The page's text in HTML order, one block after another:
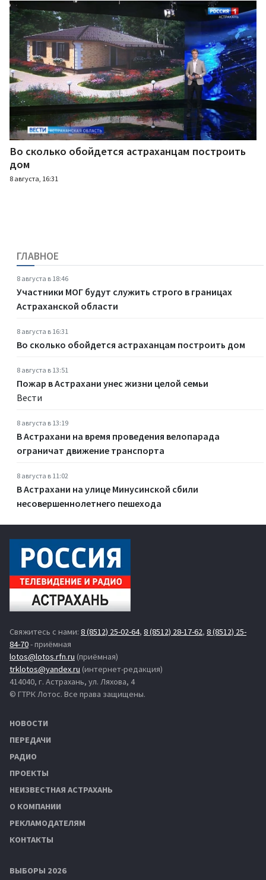
Во сколько обойдется астраханцам построить
дом
8 августа, 16:31
ГЛАВНОЕ
8 августа в 18:46
Участники МОГ будут служить строго в границах
Астраханской области
8 августа в 16:31
Во сколько обойдется астраханцам построить дом
8 августа в 13:51
Пожар в Астрахани унес жизни целой семьи
Вести
8 августа в 13:19
В Астрахани на время проведения велопарада
ограничат движение транспорта
8 августа в 11:02
В Астрахани на улице Минусинской сбили
несовершеннолетнего пешехода
Свяжитесь с нами: 8 (8512) 25-02-64, 8 (8512) 28-17-62, 8 (8512) 25-
84-70- приёмная
lotos@lotos.rfn.ru (приёмная)
trklotos@yandex.ru (интернет-редакция)
414040, г. Астрахань, ул. Ляхова, 4
© ГТРК Лотос. Все права защищены.
НОВОСТИ
ПЕРЕДАЧИ
РАДИО
ПРОЕКТЫ
НЕИЗВЕСТНАЯ АСТРАХАНЬ
О КОМПАНИИ
РЕКЛАМОДАТЕЛЯМ
КОНТАКТЫ
ВЫБОРЫ 2026